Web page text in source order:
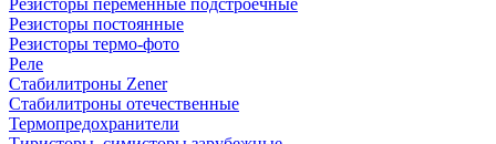
Резисторы переменные подстроечные
Резисторы постоянные
Резисторы термо-фото
Реле
Стабилитроны Zener
Стабилитроны отечественные
Термопредохранители